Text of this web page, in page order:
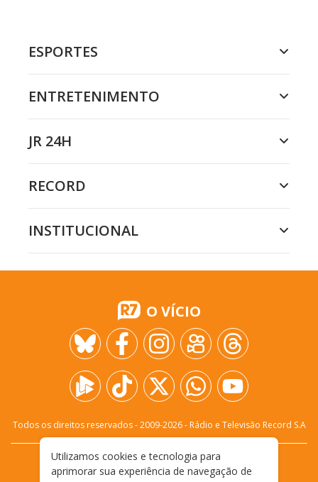
ESPORTES
ENTRETENIMENTO
JR 24H
RECORD
INSTITUCIONAL
O VÍCIO
Todos os direitos reservados - 2009-2026- Rádio e Televisão Record S.A
FALE CONOSCO
PRIVACIDADE
Utilizamos cookies e tecnologia para
aprimorar sua experiência de navegação de